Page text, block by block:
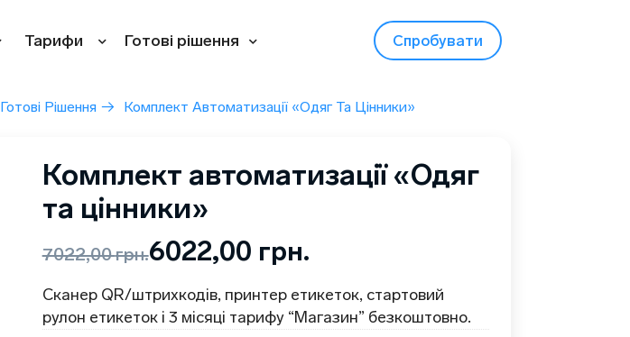
Тарифи Готові рішення Спробувати
Готові Рішення → Комплект Автоматизації «Одяг Та Цінники»
Комплект автоматизації «Одяг
та цінники»
7022,00грн.6022,00 грн.
Сканер QR/штрихкодів, принтер етикеток, стартовий
рулон етикеток і 3 місяці тарифу “Магазин” безкоштовно.